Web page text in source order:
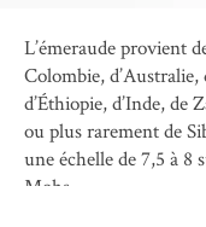
L’émeraude provient
Colombie,
d’Éthiopie, d’Inde, de
ou plus rarement de
une échelle de 7,5 à 8
Mohs.